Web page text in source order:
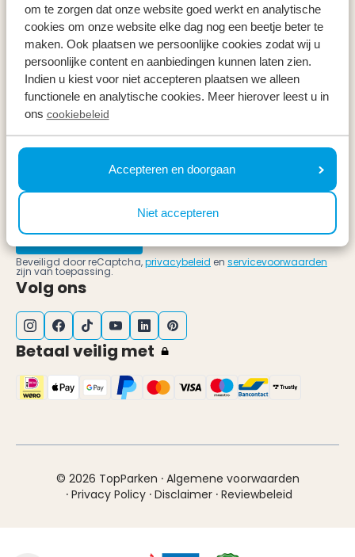
om te zorgen dat onze website goed werkt en analytische
cookies om onze website elke dag nog een beetje beter te
maken. Ook plaatsen we persoonlijke cookies zodat wij u
persoonlijke content en aanbiedingen kunnen laten zien.
Indien u kiest voor niet accepteren plaatsen we alleen
functionele en analytische cookies. Meer hierover leest u in
ons cookiebeleid
Accepteren en doorgaan
Niet accepteren
Op vakantie
Meld u aan voor onze nieuwsbrief
Ontvang, net als 100.000 anderen, inspiratie over de
mooiste omgevingen, fijnste weekenden weg en de
beste prijzen ⤵
Uw e-mailadres *
Schrijf mij in!
Beveiligd door reCaptcha,privacybeleid en servicevoorwaarden
zijn van toepassing.
Volg ons
Betaal veilig met
© 2026 TopParken · Algemene voorwaarden
· Privacy Policy · Disclaimer · Reviewbeleid